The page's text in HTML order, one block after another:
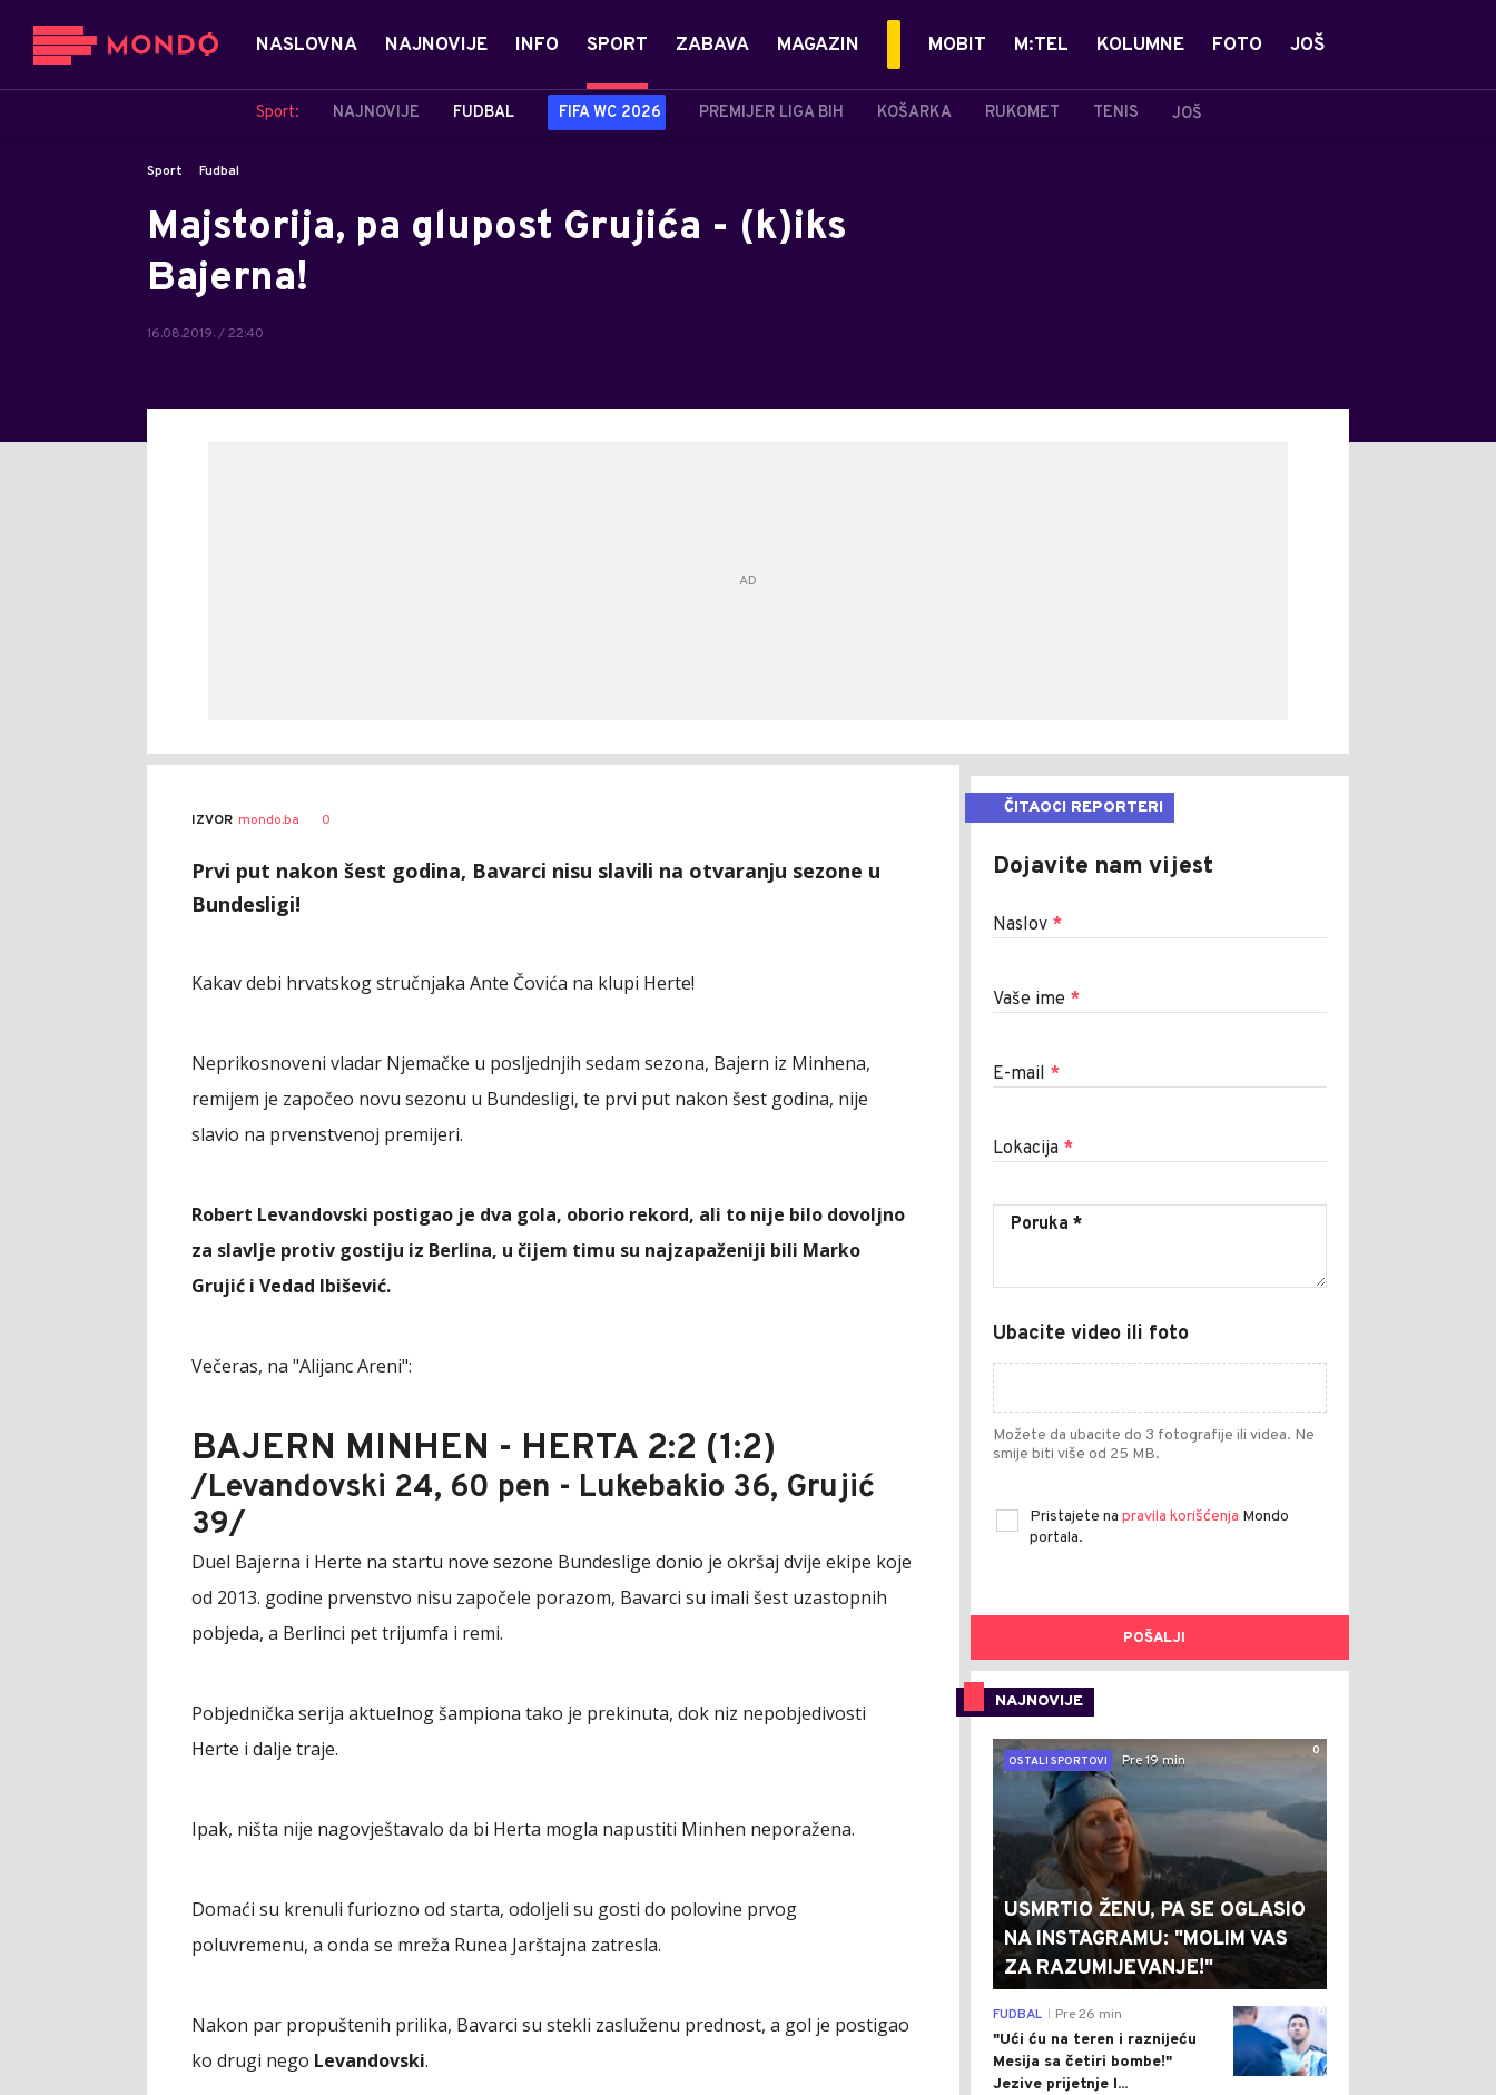
NASLOVNA NAJNOVIJE INFO SPORT
Sport: NAJNOVIJE FUDBAL FIFA WC 2026 PREMIJER LIGA BIH KOŠARKA RUKOMET TENIS JOŠ
ZABAVA MAGAZIN MOBIT M:TEL KOLUMNE FOTO JOŠ
Sport Fudbal
Majstorija, pa glupost Grujića - (k)iks
Bajerna!
16.08.2019. / 22:40
IZVOR mondo.ba 0
Prvi put nakon šest godina, Bavarci nisu slavili na otvaranju sezone u
Bundesligi!
Kakav debi hrvatskog stručnjaka Ante Čovića na klupi Herte!
Neprikosnoveni vladar Njemačke u posljednjih sedam sezona, Bajern iz Minhena,
remijem je započeo novu sezonu u Bundesligi, te prvi put nakon šest godina, nije
slavio na prvenstvenoj premijeri.
Robert Levandovski postigao je dva gola, oborio rekord, ali to nije bilo dovoljno
za slavlje protiv gostiju iz Berlina, u čijem timu su najzapaženiji bili Marko
Grujić i Vedad Ibišević.
Večeras, na "Alijanc Areni":
BAJERN MINHEN - HERTA 2:2 (1:2)
/Levandovski 24, 60 pen - Lukebakio 36, Grujić
39/
Duel Bajerna i Herte na startu nove sezone Bundeslige donio je okršaj dvije ekipe koje
od 2013. godine prvenstvo nisu započele porazom, Bavarci su imali šest uzastopnih
pobjeda, a Berlinci pet trijumfa i remi.
Pobjednička serija aktuelnog šampiona tako je prekinuta, dok niz nepobjedivosti
Herte i dalje traje.
Ipak, ništa nije nagovještavalo da bi Herta mogla napustiti Minhen neporažena.
Domaći su krenuli furiozno od starta, odoljeli su gosti do polovine prvog
poluvremenu, a onda se mreža Runea Jarštajna zatresla.
Nakon par propuštenih prilika, Bavarci su stekli zasluženu prednost, a gol je postigao
ko drugi nego Levandovski.
ČITAOCI REPORTERI
Dojavite nam vijest
Naslov *
Vaše ime *
E-mail *
Lokacija *
Ubacite video ili foto
Možete da ubacite do 3 fotografije ili videa. Ne
smije biti više od 25 MB.
Pristajete na pravila korišćenja Mondo
portala.
POŠALJI
NAJNOVIJE
0
OSTALI SPORTOVI
Pre 19 min
USMRTIO ŽENU, PA SE OGLASIO
NA INSTAGRAMU: "MOLIM VAS
ZA RAZUMIJEVANJE!"
0
FUDBAL Pre 26 min
"Ući ću na teren i raznijeću
Mesija sa četiri bombe!"
Jezive prijetnje l...